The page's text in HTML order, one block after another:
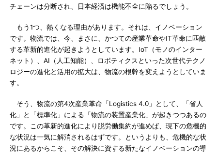
チェーンは分断され、日本経済は機能不全に陥るでしょう。
もう1つ、熱くなる理由があります。それは、イノベーション
です。物流では、今、まさに、かつての産業革命やIT革命に匹敵
する革新的進化が起きようとしています。IoT（モノのインター
ネット）、AI（人工知能）、ロボティクスといった次世代テクノ
ロジーの進化と活用の拡大は、物流の根幹を変えようとしていま
す。
そう、物流の第4次産業革命「Logistics 4.0」として、「省人
化」と「標準化」による「物流の装置産業化」が起きつつあるの
です。この革新的進化により脱労働集約が進めば、現下の危機的
な状況は一気に解消されるはずです。というよりも、危機的な状
況にあるからこそ、その解決に資する新たなイノベーションの導